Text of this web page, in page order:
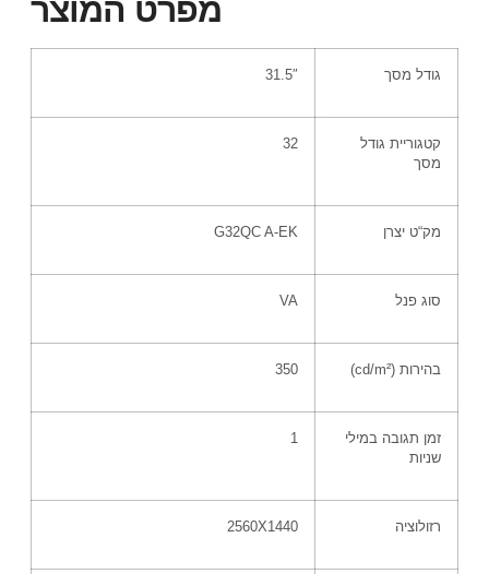
מפרט המוצר
גודל מסך 31.5″
קטגוריית גודל
מסך
32
מק“ט יצרן G32QC A-EK
סוג פנל VA
בהירות (cd/m²)
350
זמן תגובה במילי
שניות
1
רזולוציה 2560X1440